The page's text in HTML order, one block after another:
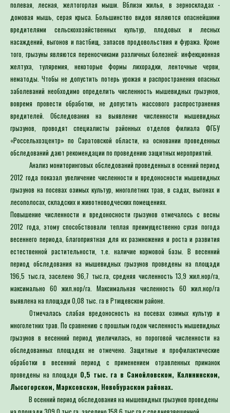
домовая мышь, серая крыса. Большинство видов являются опаснейшими
вредителями сельскохозяйственных культур, плодовых и лесных
насаждений, выгонов и пастбищ, запасов продовольствия и фуража. Кроме
того, грызуны являются переносчиками различных болезней: инфекционная
желтуха, туляремия, некоторые формы лихорадки, ленточные черви,
нематоды. Чтобы не допустить потерь урожая и распространения опасных
заболеваний необходимо определить численность мышевидных грызунов,
вовремя провести обработки, не допустить массового распространения
вредителей. Обследования на выявление численности мышевидных
грызунов, проводят специалисты районных отделов филиала ФГБУ
«Россельхозцентр» по Саратовской области, на основании проведенных
обследований дают рекомендации по проведению защитных мероприятий.
Анализ мониторинговых обследований проведенных в осенний период
2012 года показал увеличение численности и вредоносности мышевидных
грызунов на посевах озимых культур, многолетних трав, в садах, выгонах и
лесополосах, складских и животноводческих помещениях.
Повышение численности и вредоносности грызунов отмечалось с весны
2012 года, этому способствовали теплая преимущественно сухая погода
весеннего периода, благоприятная для их размножения и роста и развития
естественной растительности, т.е. наличие кормовой базы. В весенний
период обследования на мышевидных грызунов проведены на площади
196,5 тыс.га, заселено 96,7 тыс.га, средняя численность 13,9 жил.нор/га,
максимально 60 жил.нор/га. Максимальная численность 60 жил.нор/га
выявлена на площади 0,08 тыс. га в Ртищевском районе.
Отмечалась слабая вредоносность на посевах озимых культур и
многолетних трав. По сравнению с прошлым годом численность мышевидных
грызунов в весенний период увеличилась, но пороговой численности на
обследованных площадях не отмечено. Защитные и профилактические
обработки в весенний период с применением отравленных приманок
проведены на площади
0,5 тыс. га в Самойловском, Калининском,
Лысогорском, Марксовском, Новобураском районах.
В осенний период обследования на мышевидных грызунов проведены
на площади 309,0 тыс.га, заселено 158,6 тыс.га с средневзвешенной